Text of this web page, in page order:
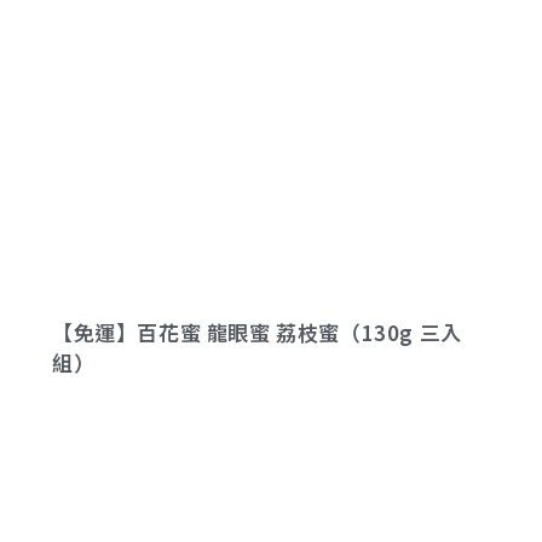
【免運】百花蜜 龍眼蜜 荔枝蜜（130g 三入
組）